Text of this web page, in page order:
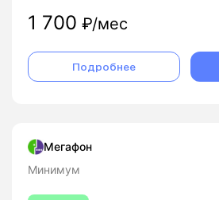
1 700 ₽/мес
Подробнее
Мегафон
Минимум